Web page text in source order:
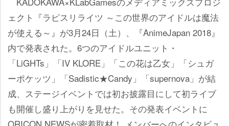
ェクト『ラピスリライツ ～この世界のアイドルは魔法
が使える～』が3月24日（土）、『AnimeJapan 2018』
内で発表された。6つのアイドルユニット・
「LiGHTs」「IV KLORE」「この花は乙女」「シュガ
ーポケッツ」「Sadistic★Candy」「supernova」が結
成、ステージイベントでは初お披露目にして初ライブ
も開催し盛り上がりを見せた。その発表イベントに
ORICON NEWSが密着取材！ メンバーへのインタビュ